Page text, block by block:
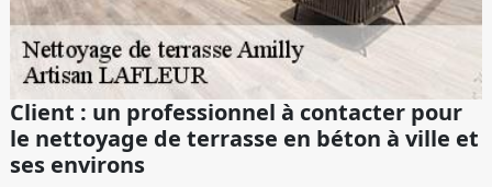
Client : un professionnel à contacter pour
le nettoyage de terrasse en béton à ville et
ses environs